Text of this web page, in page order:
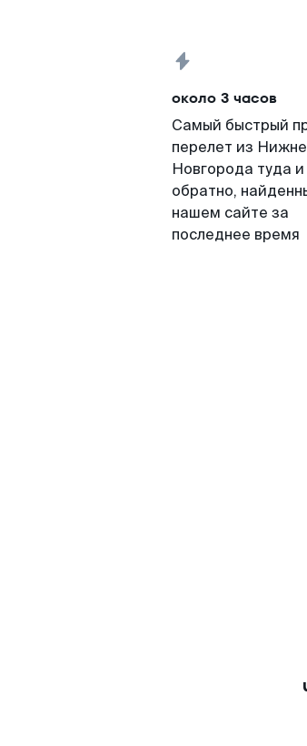
около 3 часов
Самый быстрый
перелет из
Новгорода туда и
обратно,
нашем сайте за
последнее время